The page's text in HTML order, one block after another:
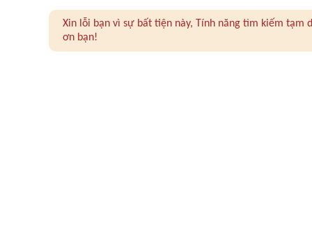
Xin lỗi bạn vì sự bất tiện này, Tính năng tìm kiếm
ơn bạn!